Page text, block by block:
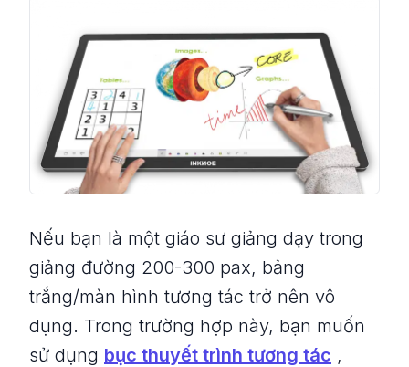
Nếu bạn là một giáo sư giảng dạy trong
giảng đường 200-300 pax, bảng
trắng/màn hình tương tác trở nên vô
dụng. Trong trường hợp này, bạn muốn
sử dụng bục thuyết trình tương tác ,